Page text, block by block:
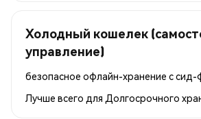
Холодный кошелек
управление)
безопасное офлайн-хранение с сид-
Лучше всего для Долгосрочного